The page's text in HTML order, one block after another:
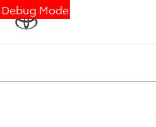
Debug Mode